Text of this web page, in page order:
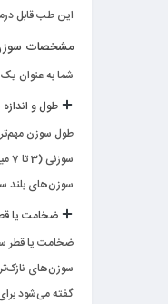
این طب قابل
مشخصات
شما به عنوان
طول و
طول سوزن
سوزن‌های بلند سوزن (۵۰ میلی‌متر و بالاتر) برای نواحی دارای ماهیچه و چربی و نقاط
ضخامت یا
ضخامت یا قطر